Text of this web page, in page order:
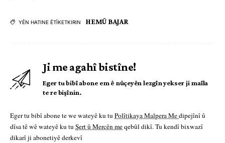
YÊN HATINE ÊTÎKETKIRIN HEMÛ BAJAR
Ji me agahî bistîne!
Eger tu bibî abone em ê nûçeyên lezgîn yekser ji maîla
te re bişînin.
Eger tu bibî abone te we wateyê ku tu Polîtikaya Malpera Medipejînî û
dîsa tê wê wateyê ku tu Şert û Mercên meqebûl dikî. Tu kendî bixwazî
dikarî ji abonetiyê derkevî